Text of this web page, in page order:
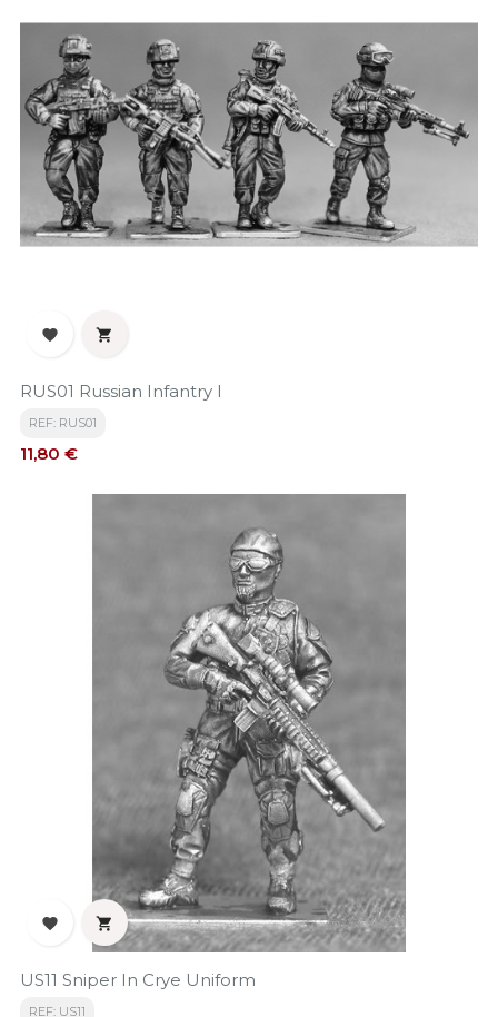
 
RUS01 Russian Infantry I
REF: RUS01
Precio
11,80 €
 
US11 Sniper In Crye Uniform
REF: US11